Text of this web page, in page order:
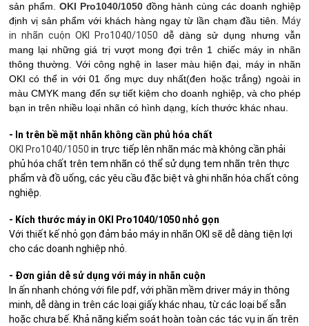
sản phẩm. OKI Pro1040/1050đồng hành cùng các doanh nghiệp
định vị sản phẩm với khách hàng ngay từ lần chạm đầu tiên.
Máy
in nhãn cuộn OKI Pro1040/1050 dễ dàng sử dụng nhưng vẫn
mang lại những giá trị vượt mong đợi trên 1 chiếc máy in nhãn
thông thường. Với công nghệ in laser màu hiện đại, máy in nhãn
OKI có thể in với 01 ống mực duy nhất(đen hoặc trắng) ngoài in
màu CMYK mang đến sự tiết kiệm cho doanh nghiệp, và cho phép
bạn in trên nhiều loại nhãn có hình dạng, kích thước khác nhau.
- In trên bề mặt nhãn không cần phủ hóa chất
OKI Pro1040/1050 in trực tiếp lên nhãn mác mà không cần phải
phủ hóa chất trên tem nhãn có thể sử dụng tem nhãn trên thực
phẩm và đồ uống, các yêu cầu đặc biệt và ghi nhãn hóa chất công
nghiệp.
- Kích thước máy in OKI Pro1040/1050 nhỏ gọn
Với thiết kế nhỏ gọn đảm bảo máy in nhãn OKI sẽ dễ dàng tiện lợi
cho các doanh nghiệp nhỏ.
- Đơn giản dễ sử dụng với máy in nhãn cuộn
In ấn nhanh chóng với file pdf, với phần mềm driver máy in thông
minh, dễ dàng in trên các loại giấy khác nhau, từ các loại bế sẵn
hoặc chưa bế. Khả năng kiểm soát hoàn toàn các tác vụ in ấn trên